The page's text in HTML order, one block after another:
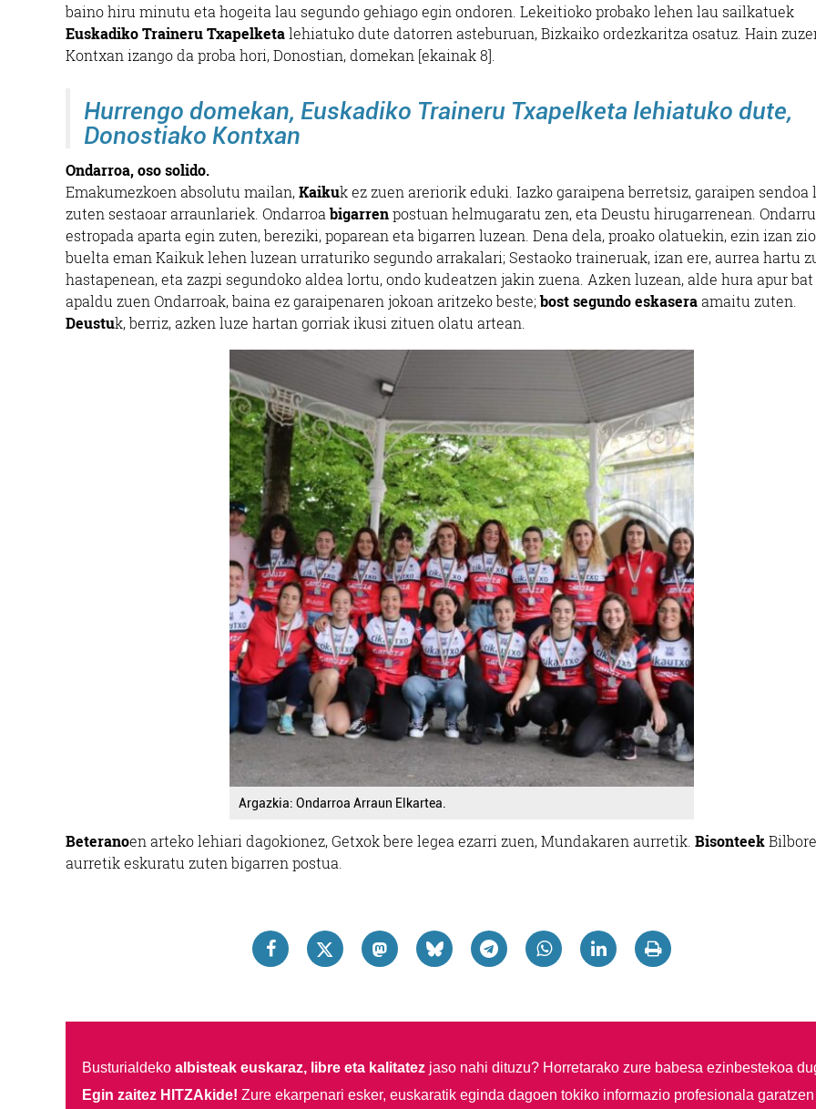
baino hiru minutu eta hogeita lau segundo gehiago egin ondoren. Lekeitioko probako lehen lau sailkatuek
Euskadiko Traineru Txapelketalehiatuko dute datorren asteburuan, Bizkaiko ordezkaritza osatuz. Hain
Kontxan izango da proba hori, Donostian, domekan [ekainak 8].
Hurrengo domekan, Euskadiko Traineru Txapelketa lehiatuko dute,
Donostiako Kontxan
Ondarroa, oso solido.
Emakumezkoen absolutu mailan,Kaikuk ez zuen areriorik eduki. Iazko garaipena berretsiz, garaipen sendoa
zuten sestaoar arraunlariek. Ondarroabigarrenpostuan helmugaratu zen, eta Deustu hirugarrenean.
estropada aparta egin zuten, bereziki, poparean eta bigarren luzean. Dena dela, proako olatuekin, ezin izan
buelta eman Kaikuk lehen luzean urraturiko segundo arrakalari; Sestaoko traineruak, izan ere, aurrea hartu
hastapenean, eta zazpi segundoko aldea lortu, ondo kudeatzen jakin zuena. Azken luzean, alde hura apur bat
apaldu zuen Ondarroak, baina ez garaipenaren jokoan aritzeko beste;bost segundo eskaseraamaitu zuten.
Deustuk, berriz, azken luze hartan gorriak ikusi zituen olatu artean.
Argazkia: Ondarroa Arraun Elkartea.
Beteranoen arteko lehiari dagokionez, Getxok bere legea ezarri zuen, Mundakaren aurretik. Bisonteek
aurretik eskuratu zuten bigarren postua.
Busturialdeko albisteak euskaraz, libre eta kalitatezjaso nahi dituzu? Horretarako zure babesa ezinbestekoa
Egin zaitez HITZAkide! Zure ekarpenari esker, euskaratik eginda dagoen tokiko informazio profesionala